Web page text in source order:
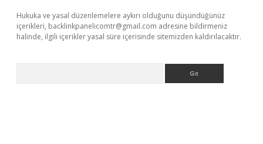
Hukuka ve yasal düzenlemelere aykırı olduğunu düşündüğünüz
içerikleri, backlinkpanelicomtr@gmail.com adresine bildirmeniz
halinde, ilgili içerikler yasal süre içerisinde sitemizden kaldırılacaktır.